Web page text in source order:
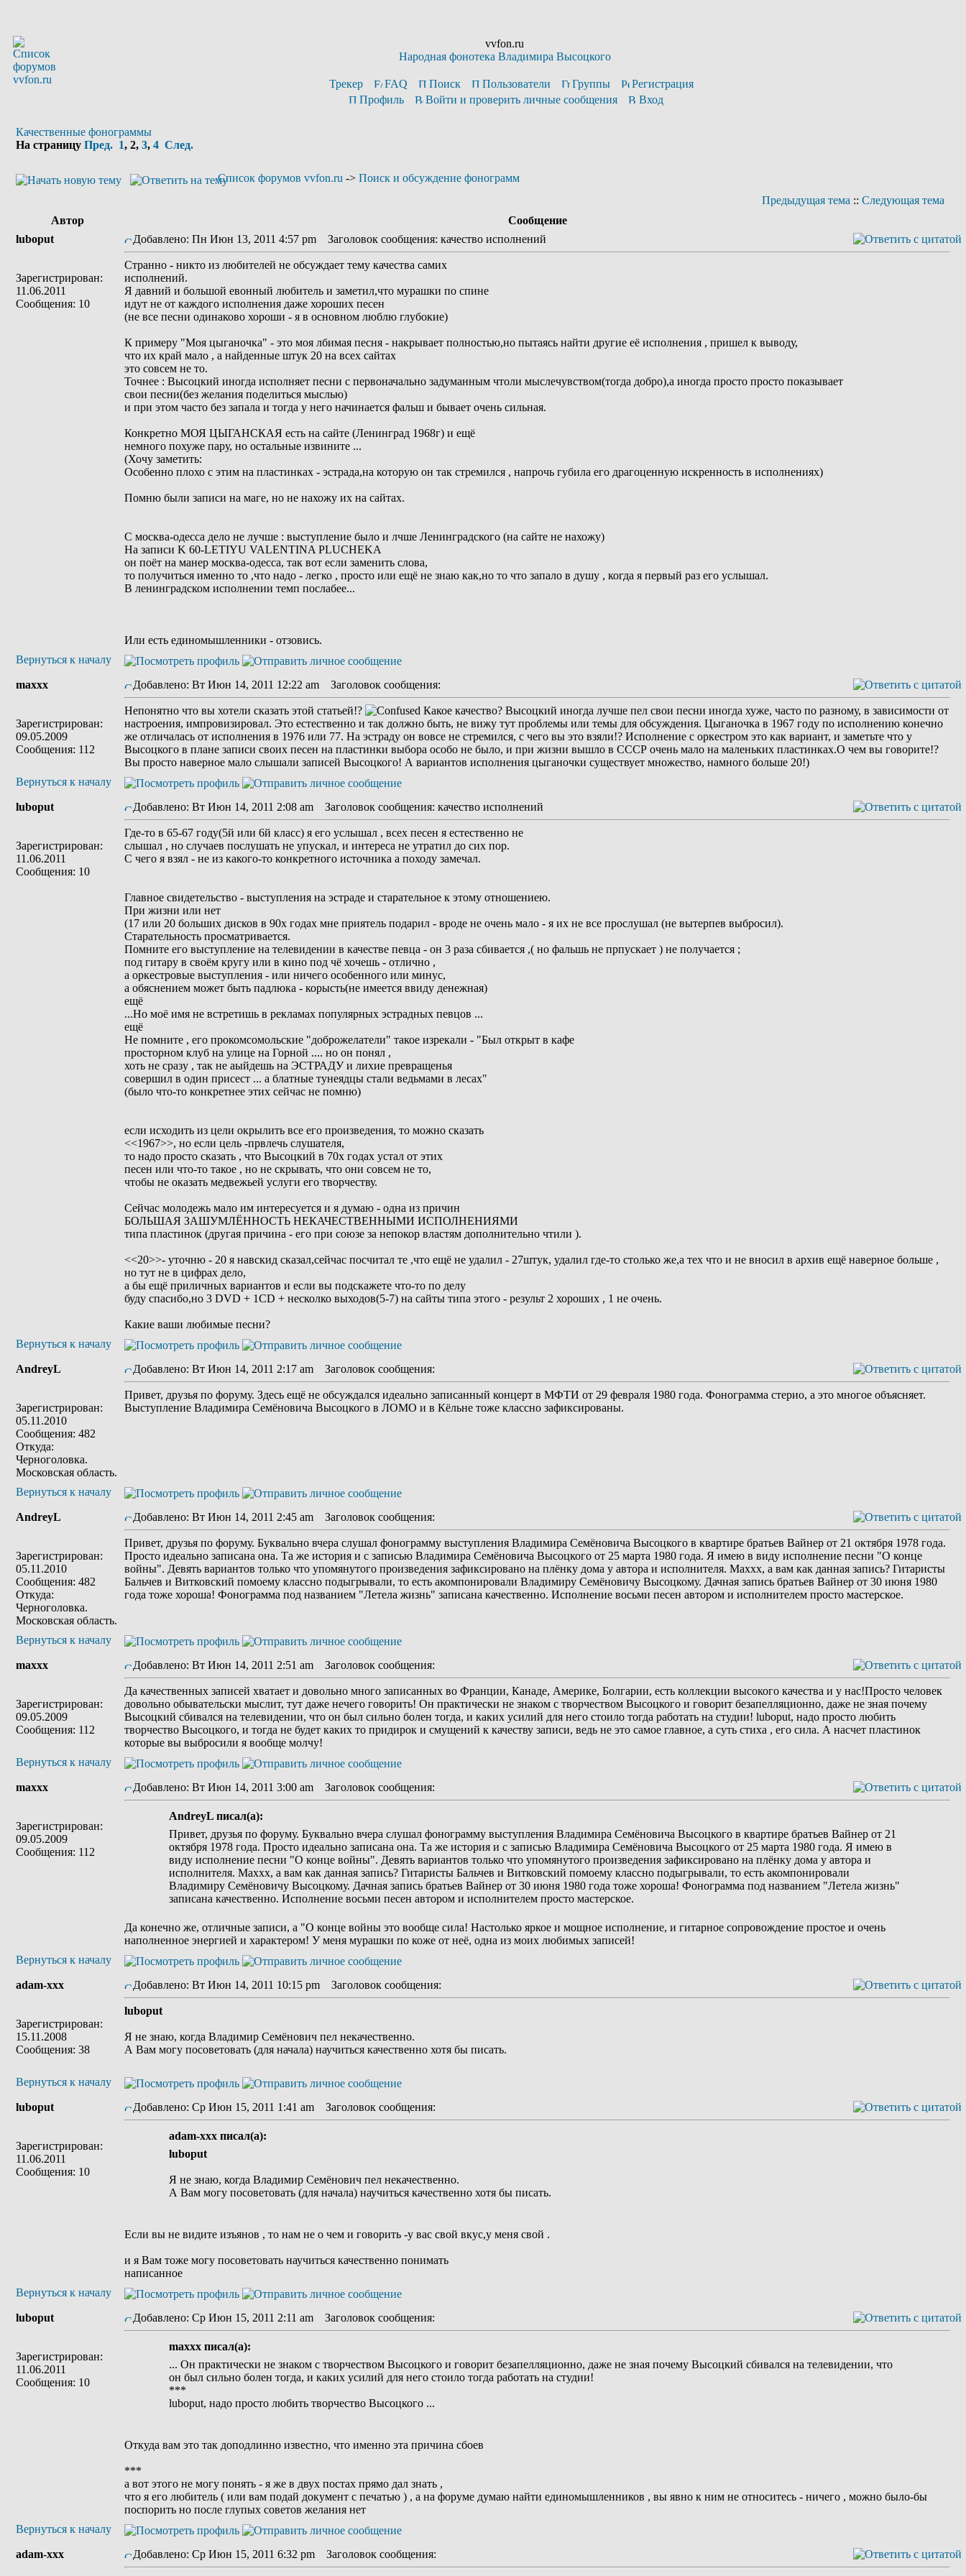
vvfon.ru
Народная фонотека Владимира Высоцкого
Трекер FAQ Поиск Пользователи Группы
Регистрация
Профиль
Войти и проверить личные сообщения Вход
Качественные фонограммы
На страницу Пред. 1, 2, 3, 4 След.
Список форумов vvfon.ru -> Поиск и обсуждение фонограмм
Предыдущая тема :: Следующая тема
Автор
Сообщение
luboput
Зарегистрирован:
11.06.2011
Сообщения: 10
Добавлено: Пн Июн 13, 2011 4:57 pm Заголовок сообщения: качество исполнений
Странно - никто из любителей не обсуждает тему качества самих
исполнений.
Я давний и большой евонный любитель и заметил,что мурашки по спине
идут не от каждого исполнения даже хороших песен
(не все песни одинаково хороши - я в основном люблю глубокие)
К примеру "Моя цыганочка" - это моя лбимая песня - накрывает полностью,но пытаясь найти другие её исполнения , пришел к выводу,
что их край мало , а найденные штук 20 на всех сайтах
это совсем не то.
Точнее : Высоцкий иногда исполняет песни с первоначально задуманным чтоли мыслечувством(тогда добро),а иногда просто просто показывает
свои песни(без желания поделиться мыслью)
и при этом часто без запала и тогда у него начинается фальш и бывает очень сильная.
Конкретно МОЯ ЦЫГАНСКАЯ есть на сайте (Ленинград 1968г) и ещё
немного похуже пару, но остальные извините ...
(Хочу заметить:
Особенно плохо с этим на пластинках - эстрада,на которую он так стремился , напрочь губила его драгоценную искренность в исполнениях)
Помню были записи на маге, но не нахожу их на сайтах.
С москва-одесса дело не лучше : выступление было и лчше Ленинградского (на сайте не нахожу)
На записи K 60-LETIYU VALENTINA PLUCHEKA
он поёт на манер москва-одесса, так вот если заменить слова,
то получиться именно то ,что надо - легко , просто или ещё не знаю как,но то что запало в душу , когда я первый раз его услышал.
В ленинградском исполнении темп послабее...
Или есть единомышленники - отзовись.
Вернуться к началу
maxxx
Зарегистрирован:
09.05.2009
Сообщения: 112
Добавлено: Вт Июн 14, 2011 12:22 am Заголовок сообщения:
Непонятно что вы хотели сказать этой статьей!?
Какое качество? Высоцкий иногда лучше пел свои песни иногда хуже, часто по разному, в зависимости от
настроения, импровизировал. Это естественно и так должно быть, не вижу тут проблемы или темы для обсуждения. Цыганочка в 1967 году по исполнению конечно
же отличалась от исполнения в 1976 или 77. На эстраду он вовсе не стремился, с чего вы это взяли!? Исполнение с оркестром это как вариант, и заметьте что у
Высоцкого в плане записи своих песен на пластинки выбора особо не было, и при жизни вышло в СССР очень мало на маленьких пластинках.О чем вы говорите!?
Вы просто наверное мало слышали записей Высоцкого! А вариантов исполнения цыганочки существует множество, намного больше 20!)
Вернуться к началу
luboput
Зарегистрирован:
11.06.2011
Сообщения: 10
Добавлено: Вт Июн 14, 2011 2:08 am Заголовок сообщения: качество исполнений
Где-то в 65-67 году(5й или 6й класс) я его услышал , всех песен я естественно не
слышал , но случаев послушать не упускал, и интереса не утратил до сих пор.
С чего я взял - не из какого-то конкретного источника а походу замечал.
Главное свидетельство - выступления на эстраде и старательное к этому отношениею.
При жизни или нет
(17 или 20 больших дисков в 90х годах мне приятель подарил - вроде не очень мало - я их не все прослушал (не вытерпев выбросил).
Старательность просматривается.
Помните его выступление на телевидении в качестве певца - он 3 раза сбивается ,( но фальшь не прпускает ) не получается ;
под гитару в своём кругу или в кино под чё хочешь - отлично ,
а оркестровые выступления - или ничего особенного или минус,
а обяснением может быть падлюка - корысть(не имеется ввиду денежная)
ещё
...Но моё имя не встретишь в рекламах популярных эстрадных певцов ...
ещё
Не помните , его прокомсомольские "доброжелатели" такое изрекали - "Был открыт в кафе
просторном клуб на улице на Горной .... но он понял ,
хоть не сразу , так не аыйдешь на ЭСТРАДУ и лихие превращенья
совершил в один присест ... а блатные тунеядцы стали ведьмами в лесах"
(было что-то конкретнее этих сейчас не помню)
если исходить из цели окрылить все его произведения, то можно сказать
<<1967>>, но если цель -првлечь слушателя,
то надо просто сказать , что Высоцкий в 70х годах устал от этих
песен или что-то такое , но не скрывать, что они совсем не то,
чтобы не оказать медвежьей услуги его творчеству.
Сейчас молодежь мало им интересуется и я думаю - одна из причин
БОЛЬШАЯ ЗАШУМЛЁННОСТЬ НЕКАЧЕСТВЕННЫМИ ИСПОЛНЕНИЯМИ
типа пластинок (другая причина - его при союзе за непокор властям дополнительно чтили ).
<<20>>- уточню - 20 я навскид сказал,сейчас посчитал те ,что ещё не удалил - 27штук, удалил где-то столько же,а тех что и не вносил в архив ещё наверное больше ,
но тут не в цифрах дело,
а бы ещё приличных вариантов и если вы подскажете что-то по делу
буду спасибо,но 3 DVD + 1CD + несколко выходов(5-7) на сайты типа этого - результ 2 хороших , 1 не очень.
Какие ваши любимые песни?
Вернуться к началу
AndreyL
Зарегистрирован:
05.11.2010
Сообщения: 482
Откуда:
Черноголовка.
Московская область.
Добавлено: Вт Июн 14, 2011 2:17 am Заголовок сообщения:
Привет, друзья по форуму. Здесь ещё не обсуждался идеально записанный концерт в МФТИ от 29 февраля 1980 года. Фонограмма стерио, а это многое объясняет.
Выступление Владимира Семёновича Высоцкого в ЛОМО и в Кёльне тоже классно зафиксированы.
Вернуться к началу
AndreyL
Зарегистрирован:
05.11.2010
Сообщения: 482
Откуда:
Черноголовка.
Московская область.
Добавлено: Вт Июн 14, 2011 2:45 am Заголовок сообщения:
Привет, друзья по форуму. Буквально вчера слушал фонограмму выступления Владимира Семёновича Высоцкого в квартире братьев Вайнер от 21 октября 1978 года.
Просто идеально записана она. Та же история и с записью Владимира Семёновича Высоцкого от 25 марта 1980 года. Я имею в виду исполнение песни "О конце
войны". Девять вариантов только что упомянутого произведения зафиксировано на плёнку дома у автора и исполнителя. Маххх, а вам как данная запись? Гитаристы
Бальчев и Витковский помоему классно подыгрывали, то есть акомпонировали Владимиру Семёновичу Высоцкому. Дачная запись братьев Вайнер от 30 июня 1980
года тоже хороша! Фонограмма под названием "Летела жизнь" записана качественно. Исполнение восьми песен автором и исполнителем просто мастерское.
Вернуться к началу
maxxx
Зарегистрирован:
09.05.2009
Сообщения: 112
Добавлено: Вт Июн 14, 2011 2:51 am Заголовок сообщения:
Да качественных записей хватает и довольно много записанных во Франции, Канаде, Америке, Болгарии, есть коллекции высокого качества и у нас!Просто человек
довольно обывательски мыслит, тут даже нечего говорить! Он практически не знаком с творчеством Высоцкого и говорит безапелляционно, даже не зная почему
Высоцкий сбивался на телевидении, что он был сильно болен тогда, и каких усилий для него стоило тогда работать на студии! luboput, надо просто любить
творчество Высоцкого, и тогда не будет каких то придирок и смущений к качеству записи, ведь не это самое главное, а суть стиха , его сила. А насчет пластинок
которые вы выбросили я вообще молчу!
Вернуться к началу
maxxx
Зарегистрирован:
09.05.2009
Сообщения: 112
Добавлено: Вт Июн 14, 2011 3:00 am Заголовок сообщения:
AndreyL писал(а):
Привет, друзья по форуму. Буквально вчера слушал фонограмму выступления Владимира Семёновича Высоцкого в квартире братьев Вайнер от 21
октября 1978 года. Просто идеально записана она. Та же история и с записью Владимира Семёновича Высоцкого от 25 марта 1980 года. Я имею в
виду исполнение песни "О конце войны". Девять вариантов только что упомянутого произведения зафиксировано на плёнку дома у автора и
исполнителя. Маххх, а вам как данная запись? Гитаристы Бальчев и Витковский помоему классно подыгрывали, то есть акомпонировали
Владимиру Семёновичу Высоцкому. Дачная запись братьев Вайнер от 30 июня 1980 года тоже хороша! Фонограмма под названием "Летела жизнь"
записана качественно. Исполнение восьми песен автором и исполнителем просто мастерское.
Да конечно же, отличные записи, а "О конце войны это вообще сила! Настолько яркое и мощное исполнение, и гитарное сопровождение простое и очень
наполненное энергией и характером! У меня мурашки по коже от неё, одна из моих любимых записей!
Вернуться к началу
adam-xxx
Зарегистрирован:
15.11.2008
Сообщения: 38
Добавлено: Вт Июн 14, 2011 10:15 pm Заголовок сообщения:
luboput
Я не знаю, когда Владимир Семёнович пел некачественно.
А Вам могу посоветовать (для начала) научиться качественно хотя бы писать.
Вернуться к началу
luboput
Зарегистрирован:
11.06.2011
Сообщения: 10
Добавлено: Ср Июн 15, 2011 1:41 am Заголовок сообщения:
adam-xxx писал(а):
luboput
Я не знаю, когда Владимир Семёнович пел некачественно.
А Вам могу посоветовать (для начала) научиться качественно хотя бы писать.
Если вы не видите изъянов , то нам не о чем и говорить -у вас свой вкус,у меня свой .
и я Вам тоже могу посоветовать научиться качественно понимать
написанное
Вернуться к началу
luboput
Зарегистрирован:
11.06.2011
Сообщения: 10
Добавлено: Ср Июн 15, 2011 2:11 am Заголовок сообщения:
maxxx писал(а):
... Он практически не знаком с творчеством Высоцкого и говорит безапелляционно, даже не зная почему Высоцкий сбивался на телевидении, что
он был сильно болен тогда, и каких усилий для него стоило тогда работать на студии!
***
luboput, надо просто любить творчество Высоцкого ...
Откуда вам это так доподлинно известно, что именно эта причина сбоев
***
а вот этого не могу понять - я же в двух постах прямо дал знать ,
что я его любитель ( или вам подай документ с печатью ) , а на форуме думаю найти единомышленников , вы явно к ним не относитесь - ничего , можно было-бы
поспорить но после глупых советов желания нет
Вернуться к началу
adam-xxx Добавлено: Ср Июн 15, 2011 6:32 pm Заголовок сообщения: